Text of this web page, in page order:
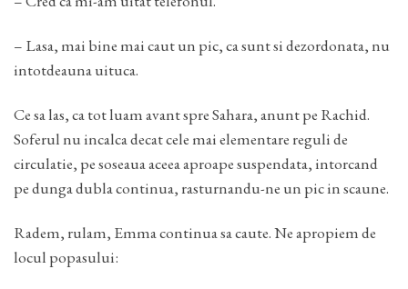
– Lasa, mai bine mai caut un pic, ca sunt si dezordonata, nu
intotdeauna uituca.
Ce sa las, ca tot luam avant spre Sahara, anunt pe Rachid.
Soferul nu incalca decat cele mai elementare reguli de
circulatie, pe soseaua aceea aproape suspendata, intorcand
pe dunga dubla continua, rasturnandu-ne un pic in scaune.
Radem, rulam, Emma continua sa caute. Ne apropiem de
locul popasului: